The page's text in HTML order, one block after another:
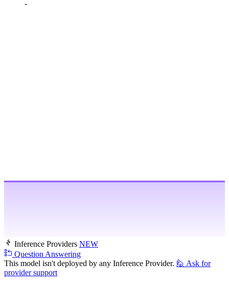
-
Inference Providers NEW
Question Answering
This model isn't deployed by any Inference Provider. 🙋 Ask for
provider support